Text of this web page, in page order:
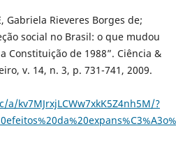
Gabriela Rieveres Borges de;
social no Brasil: o que mudou
Constituição de 1988”. Ciência &
v. 14, n. 3, p. 731-741, 2009.
kv7MJrxjLCWw7xkK5Z4nh5M/?